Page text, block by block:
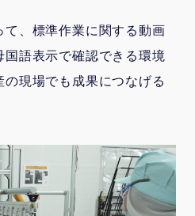
て、標準作業に関する動画
語表示で確認できる環境
現場でも成果につなげる